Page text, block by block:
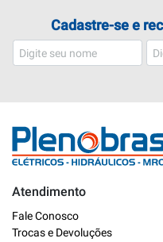
Cadastre-se e
Atendimento
Fale Conosco
Trocas e Devoluções
Online